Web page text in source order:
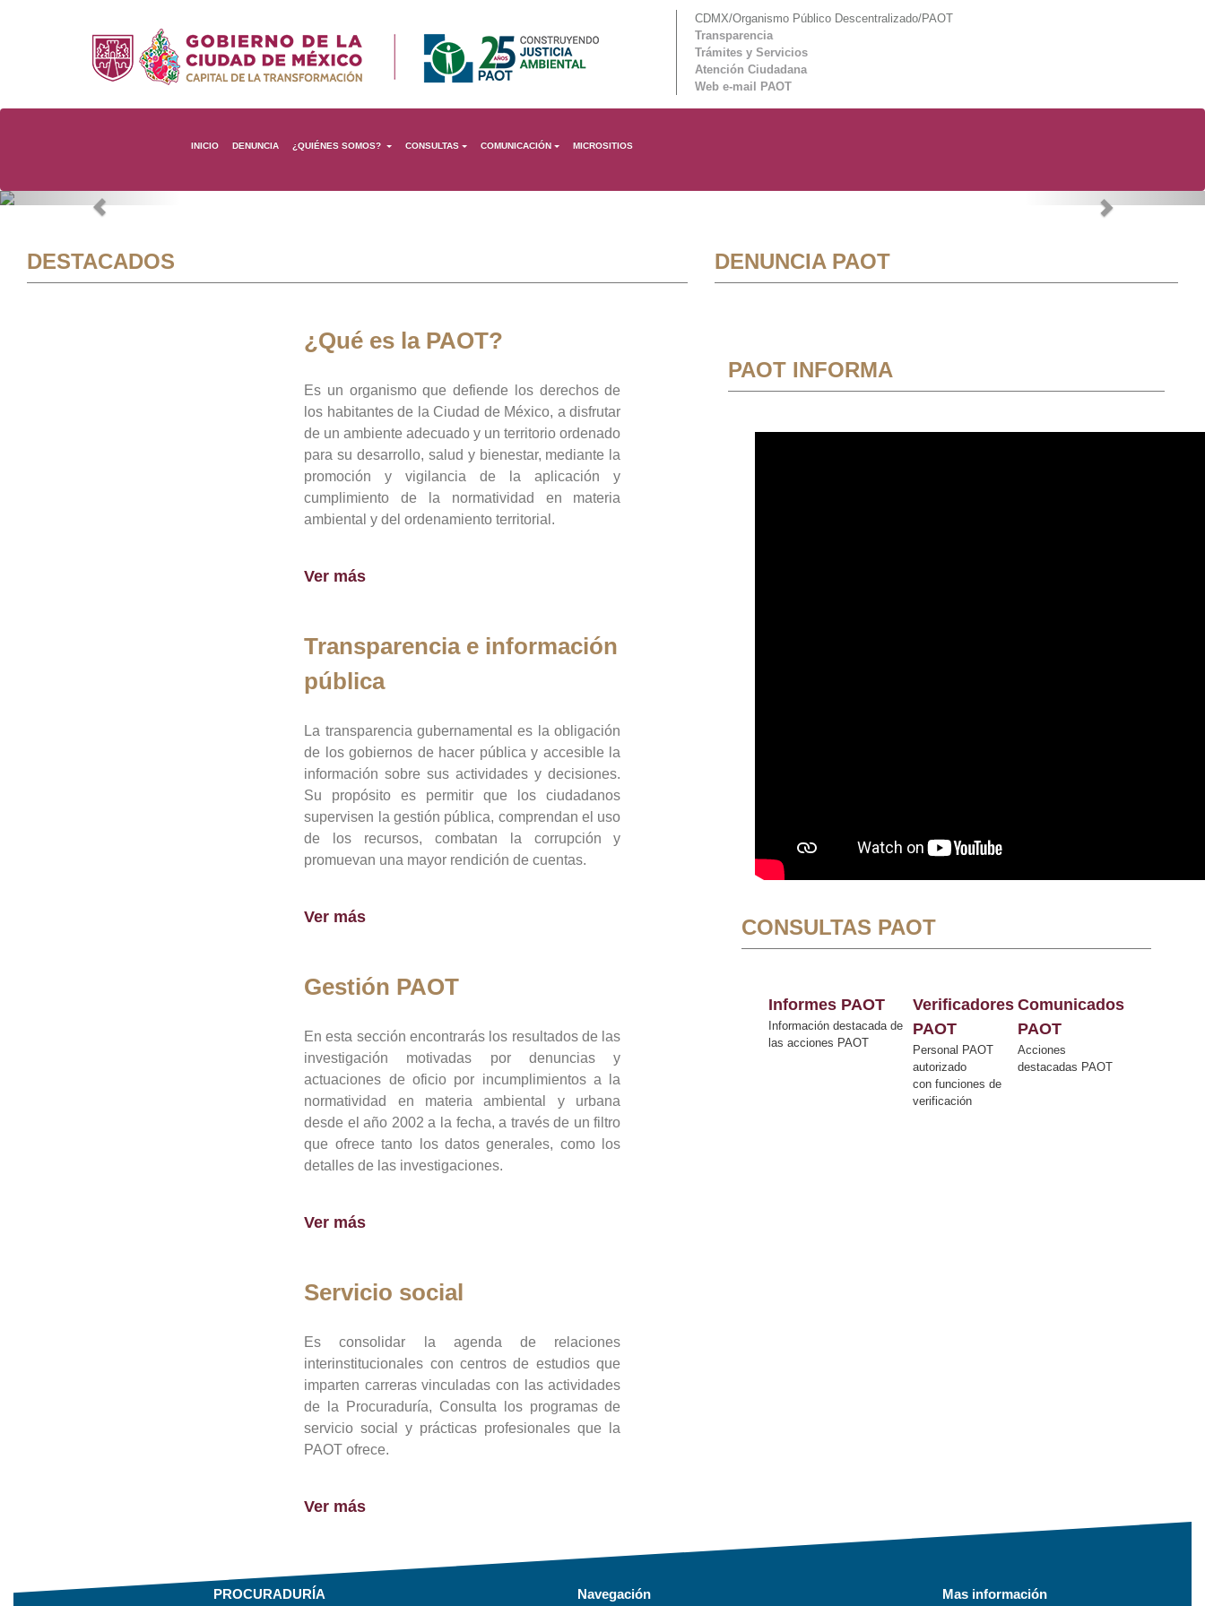
CDMX/Organismo Público Descentralizado/PAOT
Transparencia
Trámites y Servicios
Atención Ciudadana
Web e-mail PAOT
INICIO DENUNCIA ¿QUIÉNES SOMOS? CONSULTAS COMUNICACIÓN MICROSITIOS
Previous Next
DESTACADOS
¿Qué es la PAOT?
Es un organismo que defiende los derechos de
los habitantes de la Ciudad de México, a disfrutar
de un ambiente adecuado y un territorio ordenado
para su desarrollo, salud y bienestar, mediante la
promoción y vigilancia de la aplicación y
cumplimiento de la normatividad en materia
ambiental y del ordenamiento territorial.
Ver más
Transparencia e información
pública
La transparencia gubernamental es la obligación
de los gobiernos de hacer pública y accesible la
información sobre sus actividades y decisiones.
Su propósito es permitir que los ciudadanos
supervisen la gestión pública, comprendan el uso
de los recursos, combatan la corrupción y
promuevan una mayor rendición de cuentas.
Ver más
Gestión PAOT
En esta sección encontrarás los resultados de las
investigación motivadas por denuncias y
actuaciones de oficio por incumplimientos a la
normatividad en materia ambiental y urbana
desde el año 2002 a la fecha, a través de un filtro
que ofrece tanto los datos generales, como los
detalles de las investigaciones.
Ver más
Servicio social
Es consolidar la agenda de relaciones
interinstitucionales con centros de estudios que
imparten carreras vinculadas con las actividades
de la Procuraduría, Consulta los programas de
servicio social y prácticas profesionales que la
PAOT ofrece.
Ver más
DENUNCIA PAOT
PAOT INFORMA
CONSULTAS PAOT
Informes PAOT
Información destacada de
las acciones PAOT
Verificadores
PAOT
Personal PAOT
autorizado
con funciones de
verificación
Comunicados
PAOT
Acciones
destacadas PAOT
PROCURADURÍA Navegación Mas información